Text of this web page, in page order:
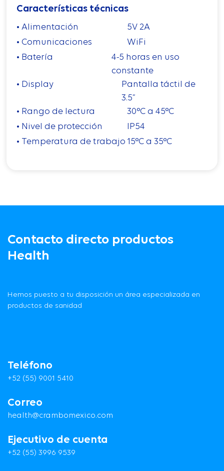
Características técnicas
• Alimentación
5V 2A
• Comunicaciones
WiFi
• Batería
4-5 horas en uso
constante
• Display
Pantalla táctil de
3.5”
• Rango de lectura
30°C a 45°C
• Nivel de protección
IP54
• Temperatura de trabajo 15°C a 35°C
Contacto directo productos
Health
Hemos puesto a tu disposición un área especializada en
productos de sanidad
Teléfono
+52 (55) 9001 5410
Correo
health@crambomexico.com
Ejecutivo de cuenta
+52 (55) 3996 9539